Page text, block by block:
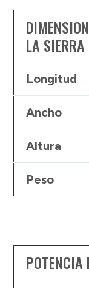
LA
Longitud
Ancho
Altura
Peso
POTENCIA